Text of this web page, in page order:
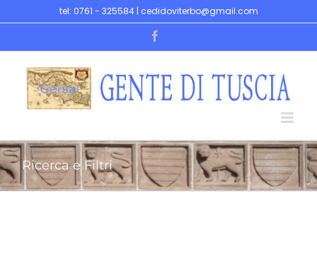
to
tel: 0761 - 325584 | cedidoviterbo@gmail.com
Ricerca e Filtri